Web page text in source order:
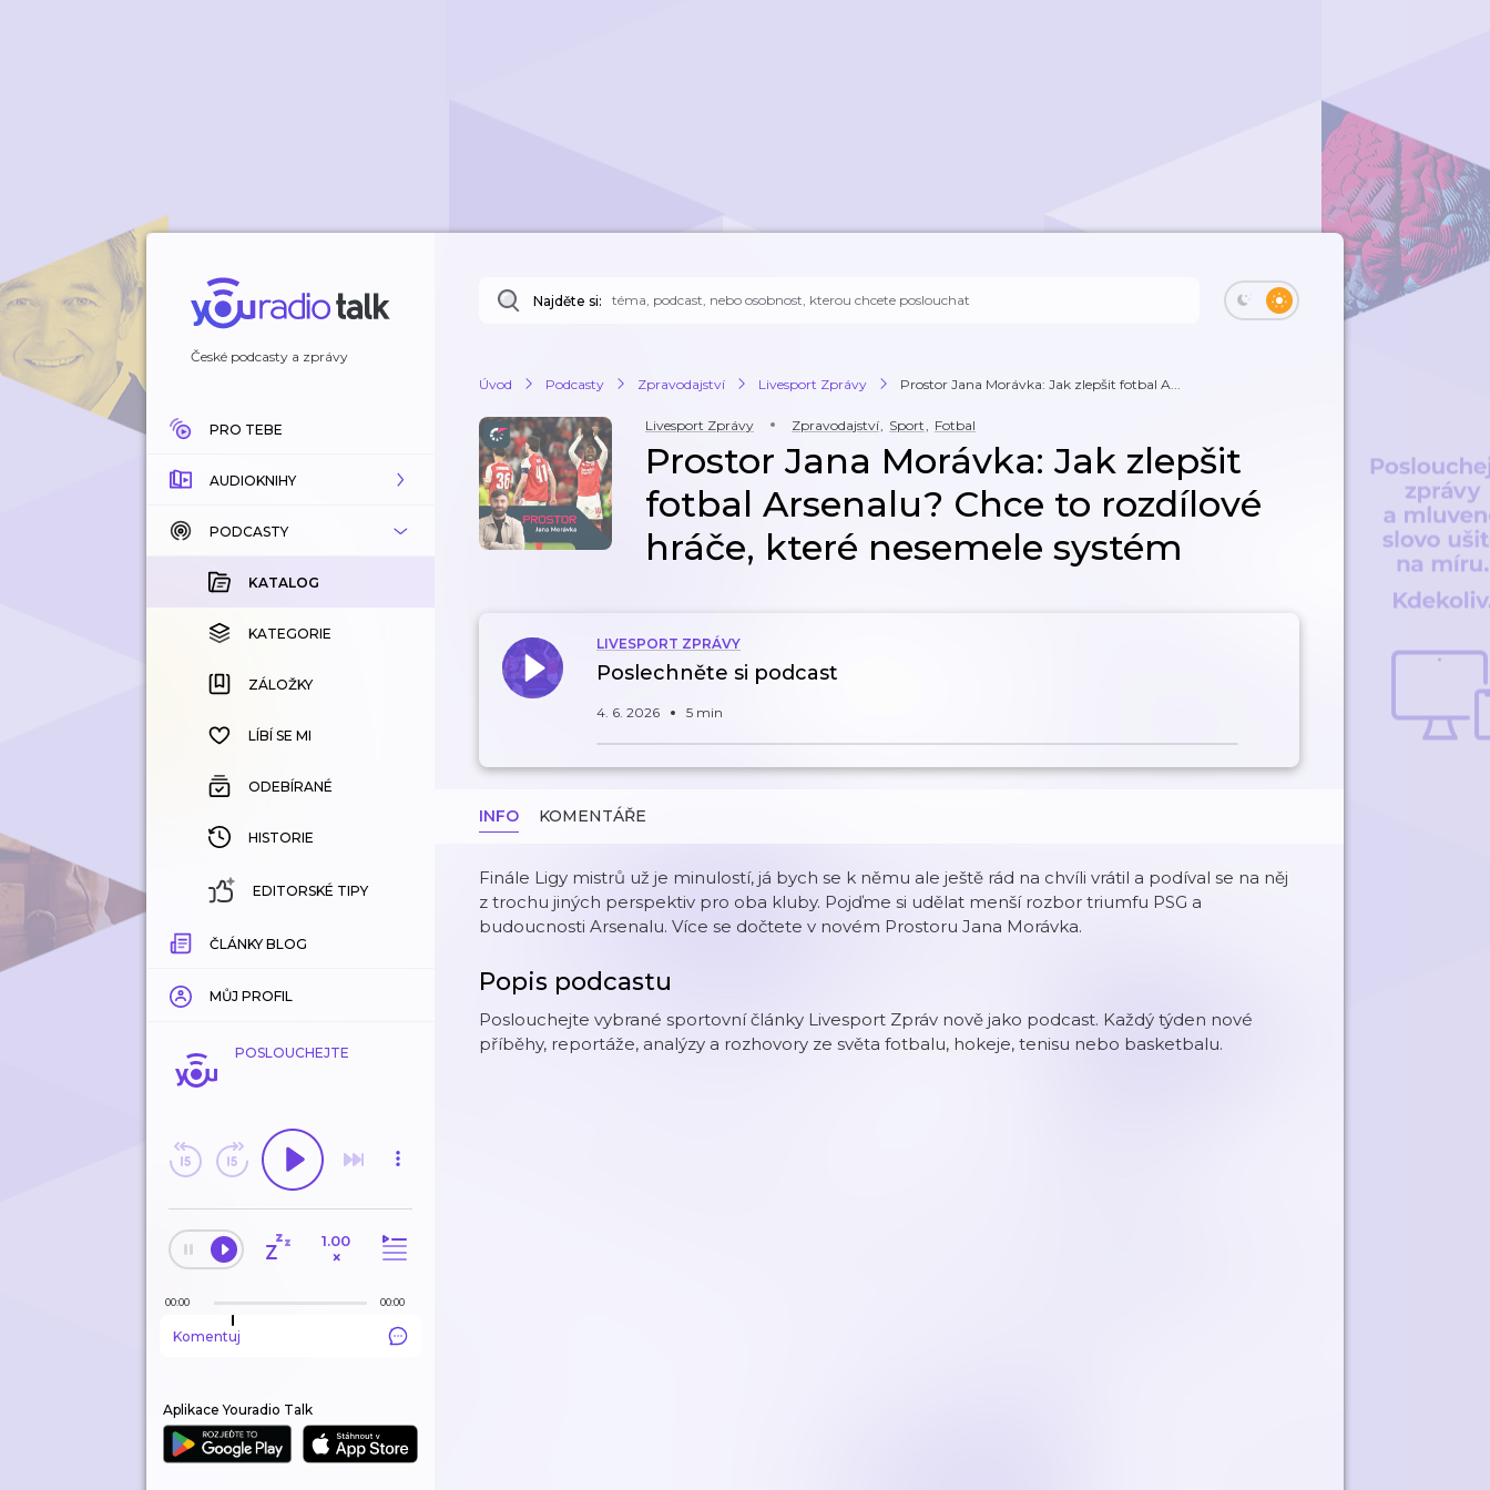
České podcasty a zprávy
PRO TEBE
AUDIOKNIHY
KATALOG
KOUPENÉ
KATEGORIE
ZÁLOŽKY
HISTORIE
PODCASTY
KATALOG
KATEGORIE
ZÁLOŽKY
LÍBÍ SE MI
ODEBÍRANÉ
HISTORIE
EDITORSKÉ TIPY
ČLÁNKY BLOG
MŮJ PROFIL
POSLOUCHEJTE
1.00
×
00:00 00:00
Komentuj
Aplikace Youradio Talk
Najděte si:
Úvod Podcasty Zpravodajství Livesport Zprávy Prostor Jana Morávka: Jak zlepšit fotbal A...
Livesport Zprávy Zpravodajství, Sport, Fotbal
Prostor Jana Morávka: Jak zlepšit
fotbal Arsenalu? Chce to rozdílové
hráče, které nesemele systém
LIVESPORT ZPRÁVY
Poslechněte si podcast
4. 6. 2026 5 min
INFO KOMENTÁŘE
Finále Ligy mistrů už je minulostí, já bych se k němu ale ještě rád na chvíli vrátil a podíval se na něj
z trochu jiných perspektiv pro oba kluby. Pojďme si udělat menší rozbor triumfu PSG a
budoucnosti Arsenalu. Více se dočtete v novém Prostoru Jana Morávka.
Popis podcastu
Poslouchejte vybrané sportovní články Livesport Zpráv nově jako podcast. Každý týden nové
příběhy, reportáže, analýzy a rozhovory ze světa fotbalu, hokeje, tenisu nebo basketbalu.